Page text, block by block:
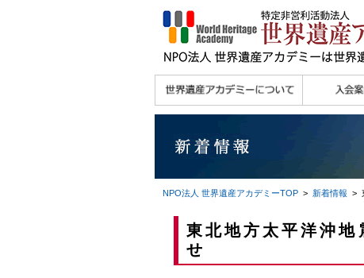
理念
メッセージ
主な活動内容
沿革
組織図・役員
研究員紹介 >>
宮澤 光 MIYAZAWA, Hikaru
研究員によるメディ
法人会員・協賛団体
メディア協力／プレ
個人会員
法人会員
会報誌サン
会員限定ペ
NPO法人 世界遺産アカデミーTOP> 新着情報 >
東北地方太平洋沖地
せ